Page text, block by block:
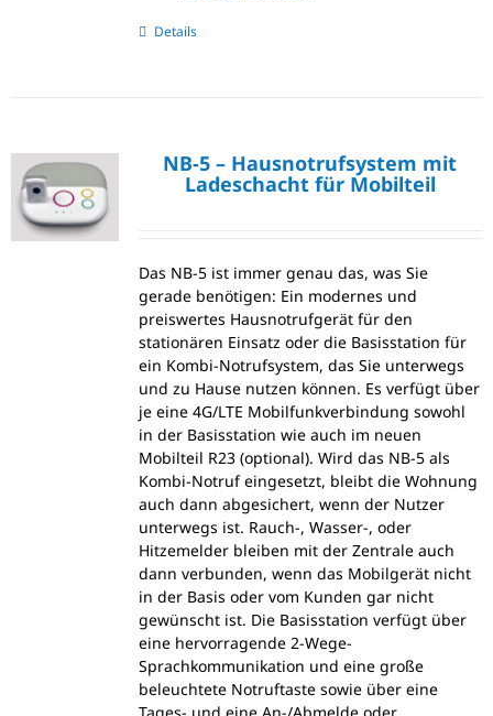
Details
NB-5 – Hausnotrufsystem mit
Ladeschacht für Mobilteil
Das NB-5 ist immer genau das, was Sie
gerade benötigen: Ein modernes und
preiswertes Hausnotrufgerät für den
stationären Einsatz oder die Basisstation für
ein Kombi-Notrufsystem, das Sie unterwegs
und zu Hause nutzen können. Es verfügt über
je eine 4G/LTE Mobilfunkverbindung sowohl
in der Basisstation wie auch im neuen
Mobilteil R23 (optional). Wird das NB-5 als
Kombi-Notruf eingesetzt, bleibt die Wohnung
auch dann abgesichert, wenn der Nutzer
unterwegs ist. Rauch-, Wasser-, oder
Hitzemelder bleiben mit der Zentrale auch
dann verbunden, wenn das Mobilgerät nicht
in der Basis oder vom Kunden gar nicht
gewünscht ist. Die Basisstation verfügt über
eine hervorragende 2-Wege-
Sprachkommunikation und eine große
beleuchtete Notruftaste sowie über eine
Tages- und eine An-/Abmelde oder